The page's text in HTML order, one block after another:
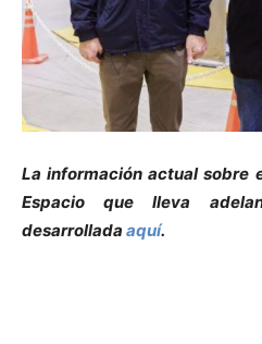
La información actual sobre
Espacio que lleva
desarrollada aquí.